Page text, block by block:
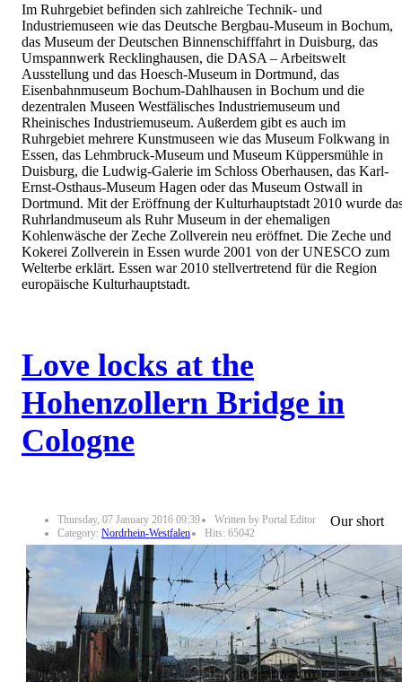
Im Ruhrgebiet befinden sich zahlreiche Technik- und
Industriemuseen wie das Deutsche Bergbau-Museum in Bochum,
das Museum der Deutschen Binnenschifffahrt in Duisburg, das
Umspannwerk Recklinghausen, die DASA – Arbeitswelt
Ausstellung und das Hoesch-Museum in Dortmund, das
Eisenbahnmuseum Bochum-Dahlhausen in Bochum und die
dezentralen Museen Westfälisches Industriemuseum und
Rheinisches Industriemuseum. Außerdem gibt es auch im
Ruhrgebiet mehrere Kunstmuseen wie das Museum Folkwang in
Essen, das Lehmbruck-Museum und Museum Küppersmühle in
Duisburg, die Ludwig-Galerie im Schloss Oberhausen, das Karl-
Ernst-Osthaus-Museum Hagen oder das Museum Ostwall in
Dortmund. Mit der Eröffnung der Kulturhauptstadt 2010 wurde
Ruhrlandmuseum als Ruhr Museum in der ehemaligen
Kohlenwäsche der Zeche Zollverein neu eröffnet. Die Zeche und
Kokerei Zollverein in Essen wurde 2001 von der UNESCO zum
Welterbe erklärt. Essen war 2010 stellvertretend für die Region
europäische Kulturhauptstadt.
Love locks at the
Hohenzollern Bridge in
Cologne
Thursday, 07 January 2016 09:39
Written by Portal Editor
Category: Nordrhein-Westfalen Hits: 65042
Our short